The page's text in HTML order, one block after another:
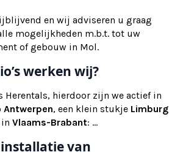
en wij adviseren u graag
mogelijkheden m.b.t. tot uw
of gebouw in Mol.
werken wij?
Herentals, hierdoor zijn we actief in
Antwerpen, een klein stukje Limburg
Vlaams-Brabant: ...
van